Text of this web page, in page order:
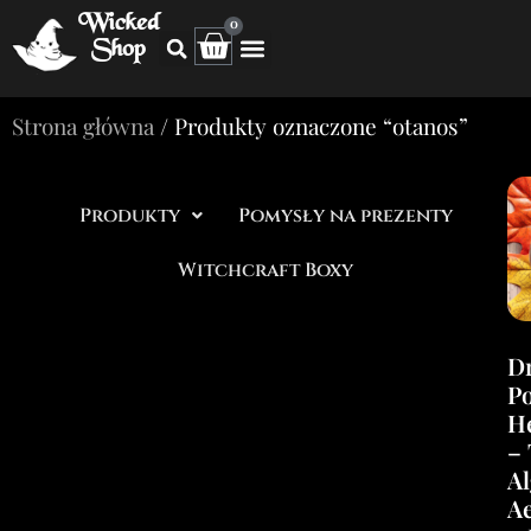
Wicked
Shop
0
Strona główna / Produkty oznaczone “otanos”
Produkty Pomysły na prezenty
Witchcraft Boxy
–